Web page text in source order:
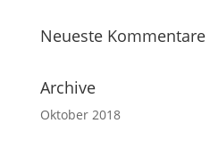
Neueste Kommentare
Archive
Oktober 2018